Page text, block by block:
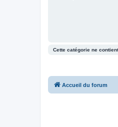
Cette catégorie ne
Accueil du forum